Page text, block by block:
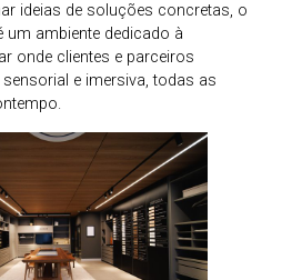
ideias de soluções concretas, o
um ambiente dedicado à
onde clientes e parceiros
e imersiva, todas as